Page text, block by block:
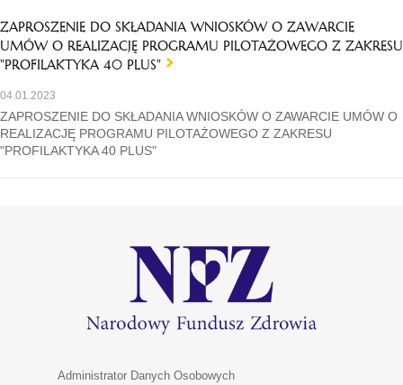
ZAPROSZENIE DO SKŁADANIA WNIOSKÓW O ZAWARCIE
UMÓW O REALIZACJĘ PROGRAMU PILOTAŻOWEGO Z ZAKRESU
"PROFILAKTYKA 40 PLUS"
04.01.2023
ZAPROSZENIE DO SKŁADANIA WNIOSKÓW O ZAWARCIE UMÓW O
REALIZACJĘ PROGRAMU PILOTAŻOWEGO Z ZAKRESU
"PROFILAKTYKA 40 PLUS"
Administrator Danych Osobowych